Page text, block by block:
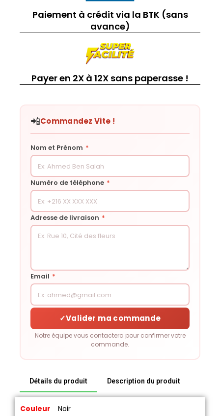
Paiement à crédit via la BTK (sans
avance)
Payer en 2X à 12X sans paperasse !
📲Commandez Vite !
Nom et Prénom *
Numéro de téléphone *
Adresse de livraison *
Email *
✓Valider ma commande
Notre équipe vous contactera pour confirmer votre
commande.
Détails du produit Description du produit
Couleur
Noir